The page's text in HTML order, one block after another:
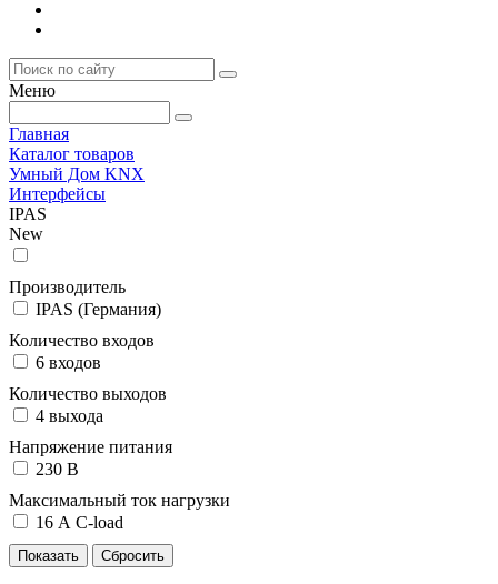
Меню
Главная
Каталог товаров
Умный Дом KNX
Интерфейсы
IPAS
New
Производитель
IPAS (Германия)
Количество входов
6 входов
Количество выходов
4 выхода
Напряжение питания
230 В
Максимальный ток нагрузки
16 А C-load